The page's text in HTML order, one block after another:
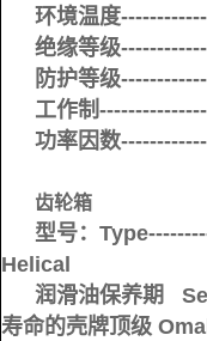
环境温度
绝缘等级
防护等级
工作制
功率因数
齿轮箱
型号：
Helical
润滑油保养期
寿命的壳牌顶级